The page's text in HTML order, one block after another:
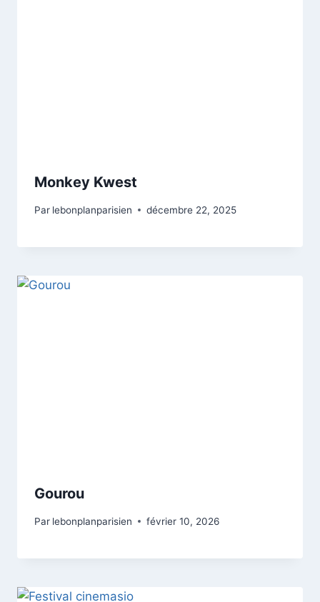
Monkey Kwest
Par lebonplanparisien décembre 22, 2025
Gourou
Par lebonplanparisien février 10, 2026